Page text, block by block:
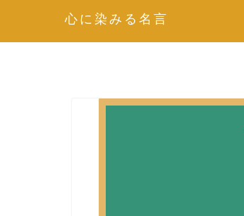
心に染みる名言